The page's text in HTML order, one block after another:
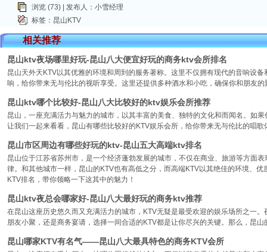
相关推荐
昆山ktv夜场哪里好玩-昆山八大便宜好玩的商务ktv会所排名
昆山天外天KTV以其优雅的环境和周到的服务著称。这里不仅拥有现代的音响设
响，给你带来无与伦比的视听享受。这里还提供多种酒水和小吃，确保你和朋友的
昆山ktv哪个比较好-昆山八大比较好的ktv娱乐会所推荐
昆山，一座充满活力与魅力的城市，以其丰富的美食、独特的文化和而闻名。如
让我们一起来看看，昆山有哪些比较好的KTV娱乐会所，给你带来无与伦比的唱歌
昆山市区周边有哪些好玩的ktv-昆山五大高端ktv排名
昆山位于江苏省苏州市，是一个经济蓬勃发展的城市，不仅在商业、旅游等方面
律。和其他城市一样，昆山的KTV也有高低之分，而高端KTV以其绝佳的环境、
KTV排名，带你领略一下这其中的魅力！
昆山ktv夜总会哪家好-昆山八大最好玩的商务ktv推荐
在昆山这座历史悠久而又充满活力的城市，KTV无疑是最受欢迎的娱乐场所之一
朋友小聚，还是商务宴请，选择一间合适的KTV都是让你尽兴的关键。那么，昆
昆山哪家KTV有名气——昆山八大最具特色的商务KTV会所
浏览 (73) | 发布人：小雪经理
标签： 昆山KTV